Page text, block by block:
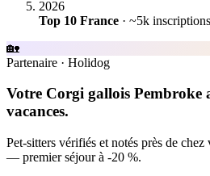
2026
Top 10 France · ~5k
🏡
Partenaire · Holidog
Votre Corgi gallois Pembroke
vacances.
Pet-sitters vérifiés et notés près de
— premier séjour à -20 %.